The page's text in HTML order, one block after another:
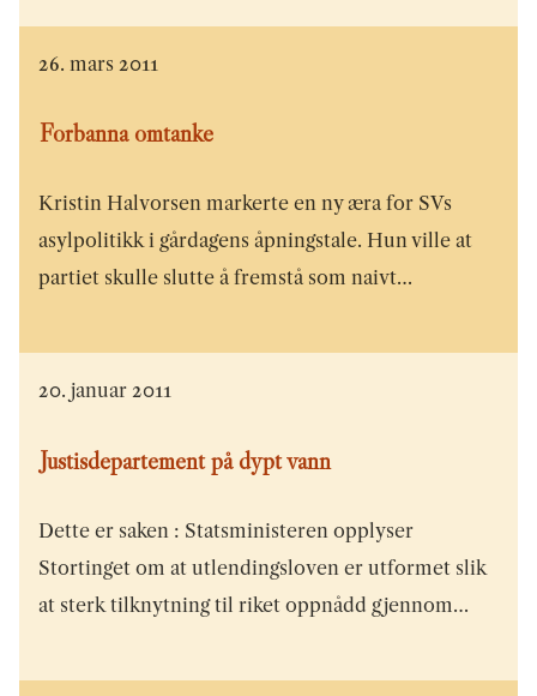
26. mars 2011
Forbanna omtanke
Kristin Halvorsen markerte en ny æra for SVs
asylpolitikk i gårdagens åpningstale. Hun ville at
partiet skulle slutte å fremstå som naivt…
20. januar 2011
Justisdepartement på dypt vann
Dette er saken : Statsministeren opplyser
Stortinget om at utlendingsloven er utformet slik
at sterk tilknytning til riket oppnådd gjennom…